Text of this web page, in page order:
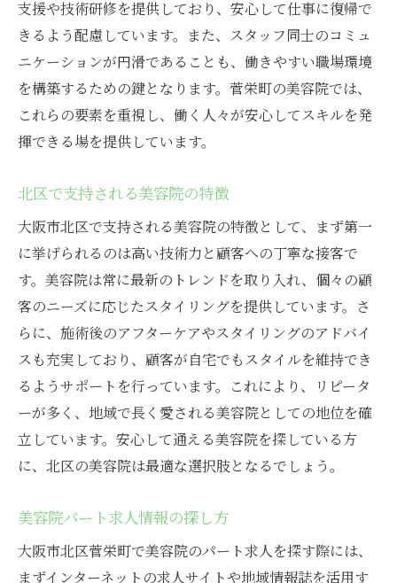
支援や技術研修を提供しており、安心して仕事に復帰で
きるよう配慮しています。また、スタッフ同士のコミュ
ニケーションが円滑であることも、働きやすい職場環境
を構築するための鍵となります。菅栄町の美容院では、
これらの要素を重視し、働く人々が安心してスキルを発
揮できる場を提供しています。
北区で支持される美容院の特徴
大阪市北区で支持される美容院の特徴として、まず第一
に挙げられるのは高い技術力と顧客への丁寧な接客で
す。美容院は常に最新のトレンドを取り入れ、個々の顧
客のニーズに応じたスタイリングを提供しています。さ
らに、施術後のアフターケアやスタイリングのアドバイ
スも充実しており、顧客が自宅でもスタイルを維持でき
るようサポートを行っています。これにより、リピータ
ーが多く、地域で長く愛される美容院としての地位を確
立しています。安心して通える美容院を探している方
に、北区の美容院は最適な選択肢となるでしょう。
美容院パート求人情報の探し方
大阪市北区菅栄町で美容院のパート求人を探す際には、
まずインターネットの求人サイトや地域情報誌を活用す